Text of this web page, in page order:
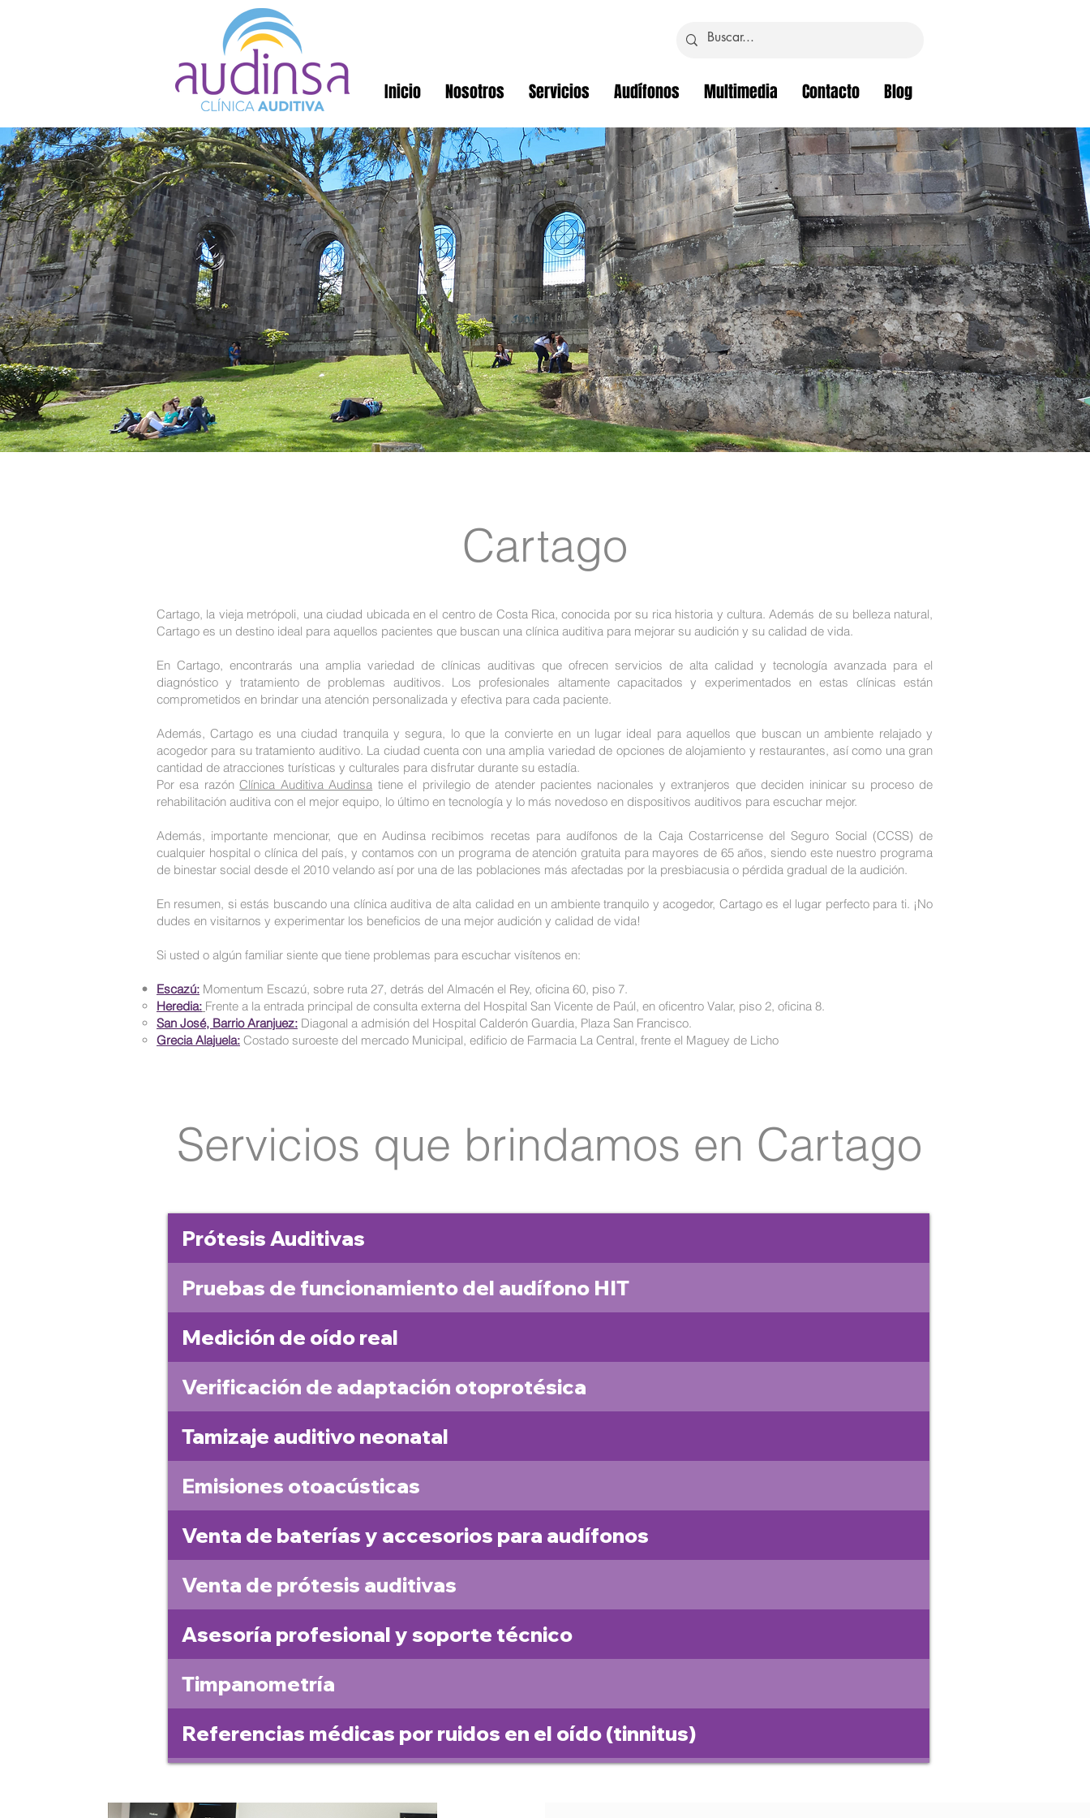
Inicio Nosotros Servicios Audífonos Multimedia Contacto Blog
Cartago
Cartago, la vieja metrópoli, una ciudad ubicada en el centro de Costa Rica, conocida por su rica historia y cultura. Además de su belleza natural,
Cartago es un destino ideal para aquellos pacientes que buscan una clínica auditiva para mejorar su audición y su calidad de vida.
En Cartago, encontrarás una amplia variedad de clínicas auditivas que ofrecen servicios de alta calidad y tecnología avanzada para el
diagnóstico y tratamiento de problemas auditivos. Los profesionales altamente capacitados y experimentados en estas clínicas están
comprometidos en brindar una atención personalizada y efectiva para cada paciente.
Además, Cartago es una ciudad tranquila y segura, lo que la convierte en un lugar ideal para aquellos que buscan un ambiente relajado y
acogedor para su tratamiento auditivo. La ciudad cuenta con una amplia variedad de opciones de alojamiento y restaurantes, así como una gran
cantidad de atracciones turísticas y culturales para disfrutar durante su estadía.
Por esa razónClínica Auditiva Audinsa tiene el privilegio de atender pacientes nacionales y extranjeros que deciden ininicar su proceso de
rehabilitación auditiva con el mejor equipo, lo último en tecnología y lo más novedoso en dispositivos auditivos para escuchar mejor.
Además, importante mencionar, que en Audinsa recibimos recetas para audífonos de la Caja Costarricense del Seguro Social (CCSS) de
cualquier hospital o clínica del país, y contamos con un programa de atención gratuita para mayores de 65 años, siendo este nuestro programa
de binestar social desde el 2010 velando así por una de las poblaciones más afectadas por la presbiacusia o pérdida gradual de la audición.
En resumen, si estás buscando una clínica auditiva de alta calidad en un ambiente tranquilo y acogedor, Cartago es el lugar perfecto para ti. ¡No
dudes en visitarnos y experimentar los beneficios de una mejor audición y calidad de vida!
Si usted o algún familiar siente que tiene problemas para escuchar visítenos en:
Escazú: Momentum Escazú, sobre ruta 27, detrás del Almacén el Rey, oficina 60, piso 7.
Heredia: Frente a la entrada principal de consulta externa del Hospital San Vicente de Paúl, en oficentro Valar, piso 2, oficina 8.
San José, Barrio Aranjuez: Diagonal a admisión del Hospital Calderón Guardia, Plaza San Francisco.
Grecia Alajuela: Costado suroeste del mercado Municipal, edificio de Farmacia La Central, frente el Maguey de Licho
Servicios que brindamos en Cartago
Prótesis Auditivas
Pruebas de funcionamiento del audífono HIT
Medición de oído real
Verificación de adaptación otoprotésica
Tamizaje auditivo neonatal
Emisiones otoacústicas
Venta de baterías y accesorios para audífonos
Venta de prótesis auditivas
Asesoría profesional y soporte técnico
Timpanometría
Referencias médicas por ruidos en el oído (tinnitus)